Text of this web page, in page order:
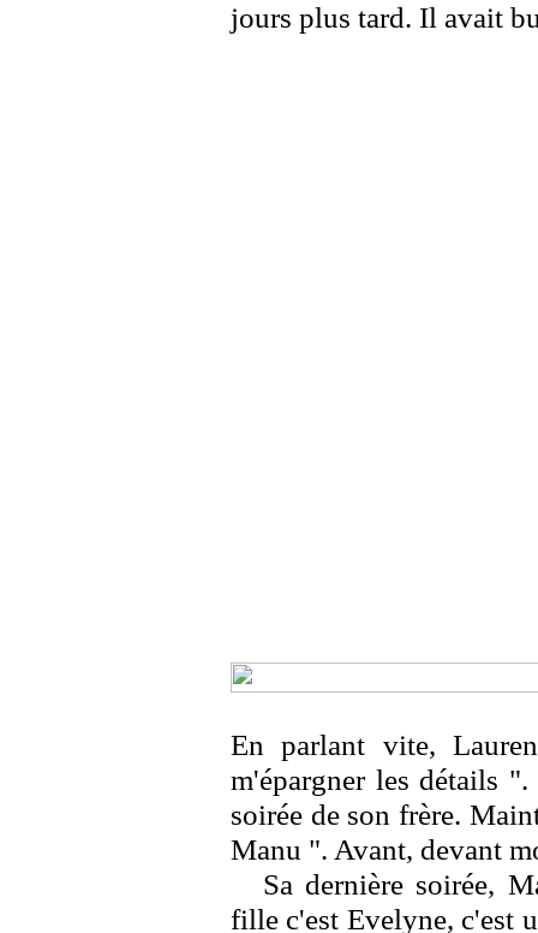
jours plus tard. Il avait
En parlant vite,
m'épargner les détails
soirée de son frère.
Manu ". Avant, devant
Sa dernière soirée,
fille c'est Evelyne, c'est